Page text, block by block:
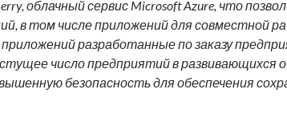
облачный сервис Microsoft Azure, что
в том числе приложений для совместной
разработанные по заказу
число предприятий в
безопасность для обеспечения